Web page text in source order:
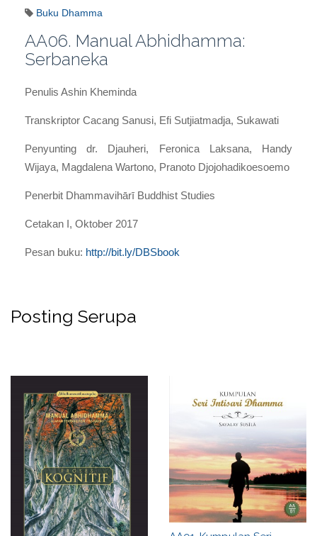
Buku Dhamma
AA06. Manual Abhidhamma:
Serbaneka
Penulis Ashin Kheminda
Transkriptor Cacang Sanusi, Efi Sutjiatmadja, Sukawati
Penyunting dr. Djauheri, Feronica Laksana, Handy
Wijaya, Magdalena Wartono, Pranoto Djojohadikoesoemo
Penerbit Dhammavihārī Buddhist Studies
Cetakan I, Oktober 2017
Pesan buku: http://bit.ly/DBSbook
Posting Serupa